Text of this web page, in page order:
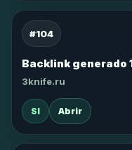
#104
Backlink generado
3knife.ru
SI Abrir